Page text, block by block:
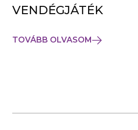
VENDÉGJÁTÉK
TOVÁBB OLVASOM